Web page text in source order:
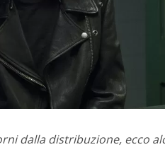
dalla distribuzione, ecco